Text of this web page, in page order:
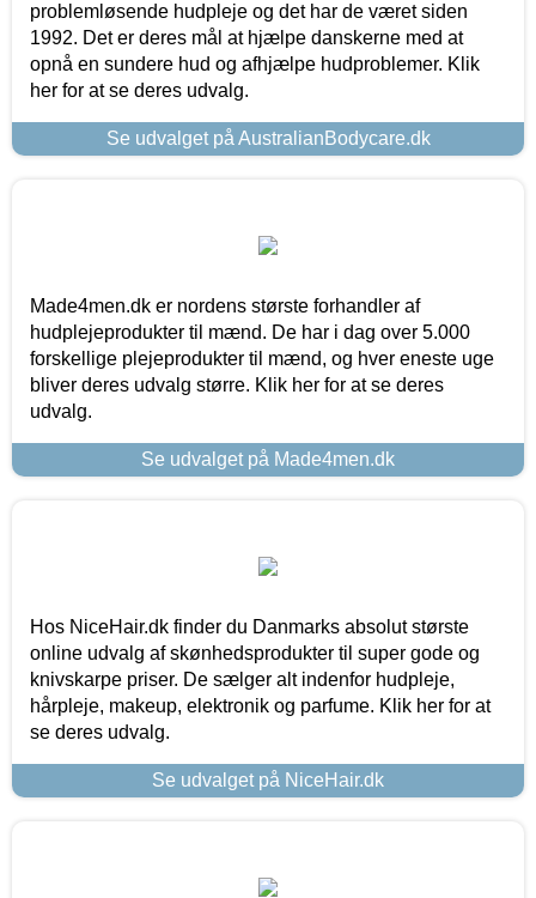
problemløsende hudpleje og det har de været siden
1992. Det er deres mål at hjælpe danskerne med at
opnå en sundere hud og afhjælpe hudproblemer. Klik
her for at se deres udvalg.
Se udvalget på AustralianBodycare.dk
Made4men.dk er nordens største forhandler af
hudplejeprodukter til mænd. De har i dag over 5.000
forskellige plejeprodukter til mænd, og hver eneste uge
bliver deres udvalg større. Klik her for at se deres
udvalg.
Se udvalget på Made4men.dk
Hos NiceHair.dk finder du Danmarks absolut største
online udvalg af skønhedsprodukter til super gode og
knivskarpe priser. De sælger alt indenfor hudpleje,
hårpleje, makeup, elektronik og parfume. Klik her for at
se deres udvalg.
Se udvalget på NiceHair.dk